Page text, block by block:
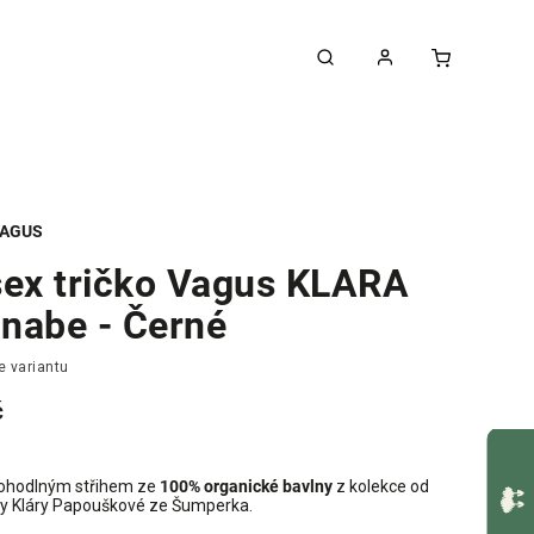
tričko Vagus KLARA
- Černé
variantu
střihem ze 100% organické bavlny z kolekce od
Kláry Papouškové ze Šumperka.